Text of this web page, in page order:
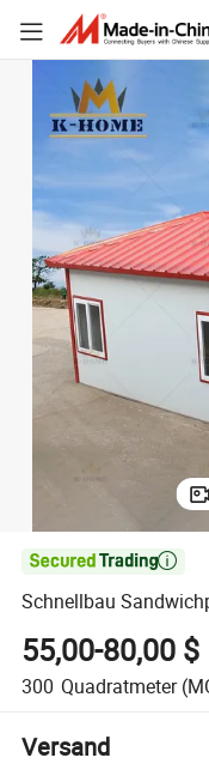

Schnellbau
55,00-80,00 $
300 Quadratmeter
Versand